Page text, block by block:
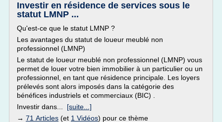
Investir en résidence de services sous le
statut LMNP ...
Qu'est-ce que le statut LMNP ?
Les avantages du statut de loueur meublé non
professionnel (LMNP)
Le statut de loueur meublé non professionnel (LMNP) vous
permet de louer votre bien immobilier à un particulier ou un
professionnel, en tant que résidence principale. Les loyers
prélevés sont alors imposés dans la catégorie des
bénéfices industriels et commerciaux (BIC) .
Investir dans... [suite...]
→ 71 Articles (et 1 Vidéos) pour ce thème